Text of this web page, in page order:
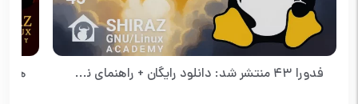
فدورا ۴۳ منتشر شد: دانلود رایگان + راهنمای نصب